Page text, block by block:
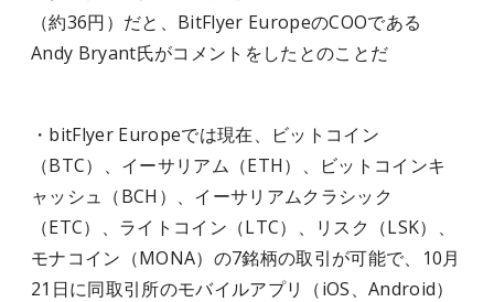
（約36円）だと、BitFlyer EuropeのCOOである
Andy Bryant氏がコメントをしたとのことだ
・bitFlyer Europeでは現在、ビットコイン
（BTC）、イーサリアム（ETH）、ビットコインキ
ャッシュ（BCH）、イーサリアムクラシック
（ETC）、ライトコイン（LTC）、リスク（LSK）、
モナコイン（MONA）の7銘柄の取引が可能で、10月
21日に同取引所のモバイルアプリ（iOS、Android）